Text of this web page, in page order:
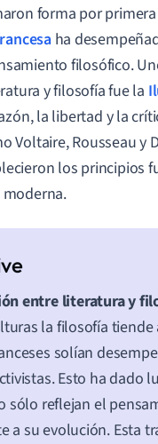
forma por
ha
filosófico.
y filosofía fue la
la libertad y la
Voltaire, Rousseau
los principios
entre literatura y
la filosofía
solían
Esto ha dado
sólo reflejan el
a su evolución. Esta